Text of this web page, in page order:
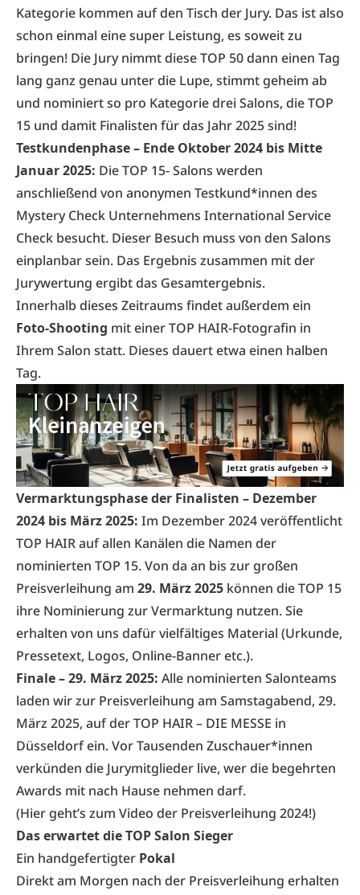
Kategorie kommen auf den Tisch der Jury. Das ist also
schon einmal eine super Leistung, es soweit zu
bringen! Die Jury nimmt diese TOP 50 dann einen Tag
lang ganz genau unter die Lupe, stimmt geheim ab
und nominiert so pro Kategorie drei Salons, die TOP
15 und damit Finalisten für das Jahr 2025 sind!
Testkundenphase – Ende Oktober 2024 bis Mitte
Januar 2025: Die TOP 15- Salons werden
anschließend von anonymen Testkund*innen des
Mystery Check Unternehmens International Service
Check besucht. Dieser Besuch muss von den Salons
einplanbar sein. Das Ergebnis zusammen mit der
Jurywertung ergibt das Gesamtergebnis.
Innerhalb dieses Zeitraums findet außerdem ein
Foto-Shooting mit einer TOP HAIR-Fotografin in
Ihrem Salon statt. Dieses dauert etwa einen halben
Tag.
Vermarktungsphase der Finalisten – Dezember
2024 bis März 2025: Im Dezember 2024 veröffentlicht
TOP HAIR auf allen Kanälen die Namen der
nominierten TOP 15. Von da an bis zur großen
Preisverleihung am 29. März 2025 können die TOP 15
ihre Nominierung zur Vermarktung nutzen. Sie
erhalten von uns dafür vielfältiges Material (Urkunde,
Pressetext, Logos, Online-Banner etc.).
Finale – 29. März 2025: Alle nominierten Salonteams
laden wir zur Preisverleihung am Samstagabend, 29.
März 2025, auf derTOP HAIR – DIE MESSE in
Düsseldorf ein. Vor Tausenden Zuschauer*innen
verkünden die Jurymitglieder live, wer die begehrten
Awards mit nach Hause nehmen darf.
(Hier geht’s zum Video der Preisverleihung 2024!)
Das erwartet die TOP Salon Sieger
Ein handgefertigter Pokal
Direkt am Morgen nach der Preisverleihung erhalten